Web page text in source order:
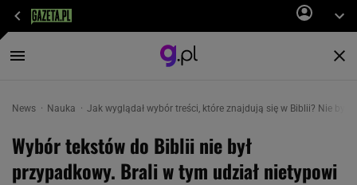
News Nauka Jak wyglądał wybór treści, które znajdują się w Biblii? Nie był
Wybór tekstów do Biblii nie był
przypadkowy. Brali w tym udział nietypowi